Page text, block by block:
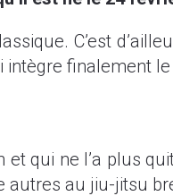
C’est
finalement
qui ne l’a plus
au jiu-jitsu